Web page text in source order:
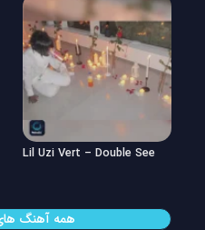
Lil Uzi Vert – Double See
همه آهنگ